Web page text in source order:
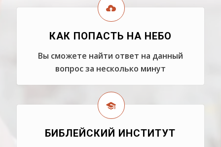
КАК ПОПАСТЬ НА НЕБО
Вы сможете найти ответ на данный
вопрос за несколько минут
БИБЛЕЙСКИЙ ИНСТИТУТ